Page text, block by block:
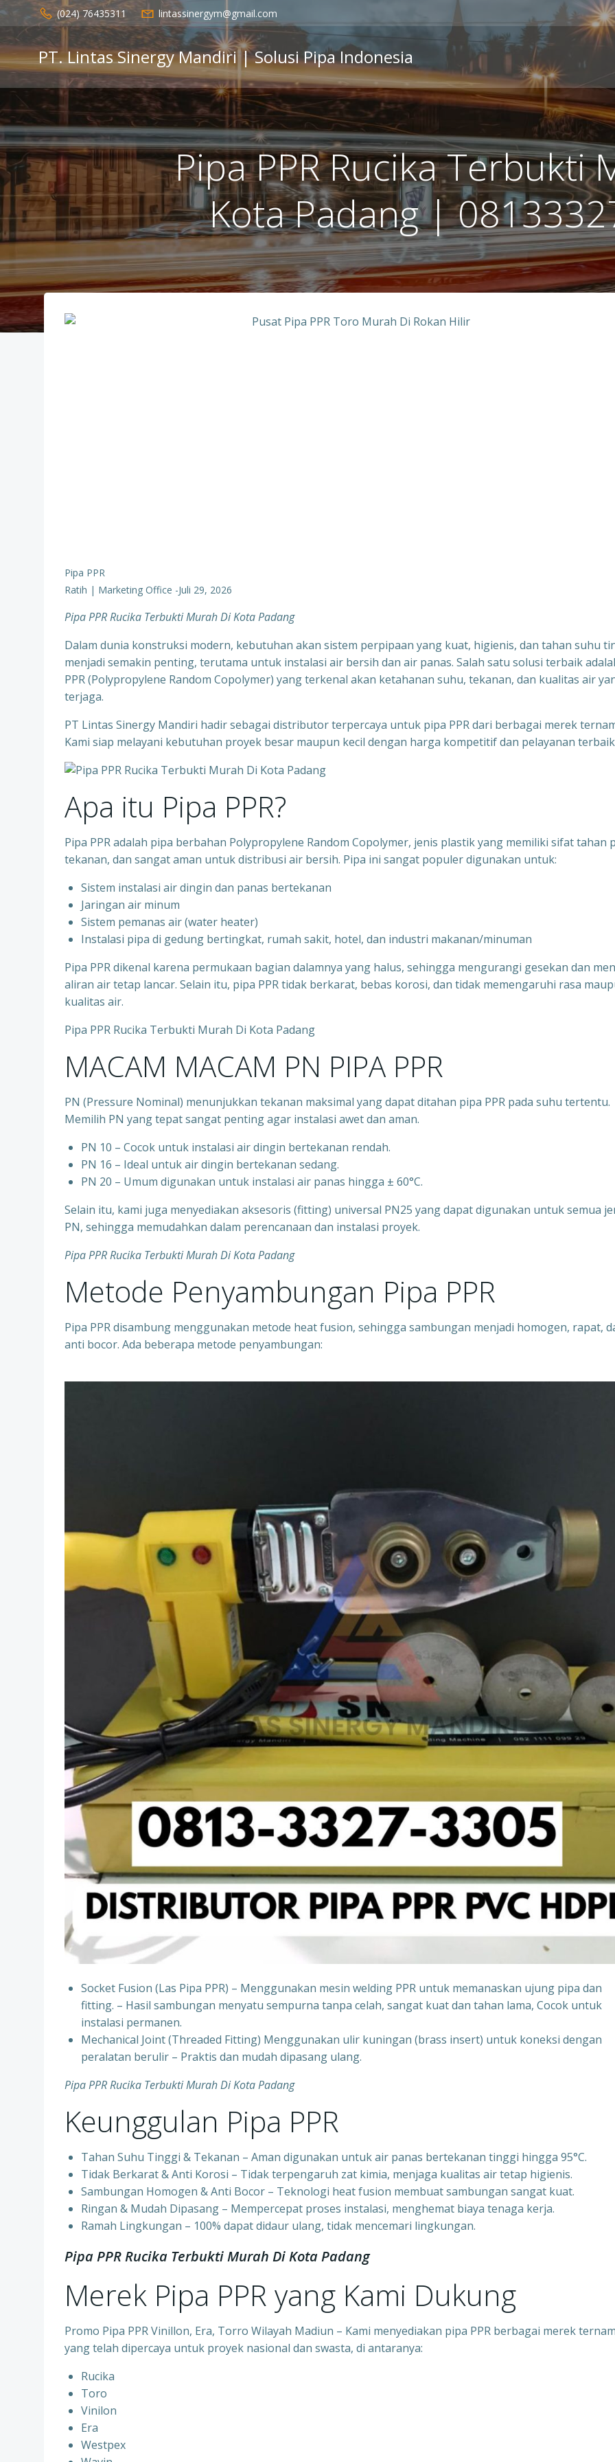
Skip
to
content
(024) 76435311 lintassinergym@gmail.com
PT. Lintas Sinergy Mandiri | Solusi Pipa Indonesia
Pipa PPR Rucika Terbukti
Kota Padang |
Pipa PPR
Ratih | Marketing Office -Juli 29, 2026
Pipa PPR Rucika Terbukti Murah Di Kota Padang
Dalam dunia konstruksi modern, kebutuhan akan sistem perpipaan yang kuat, higienis, dan tahan suhu
menjadi semakin penting, terutama untuk instalasi air bersih dan air panas. Salah satu solusi terbaik
PPR (Polypropylene Random Copolymer) yang terkenal akan ketahanan suhu, tekanan, dan kualitas air
terjaga.
PT Lintas Sinergy Mandiri hadir sebagai distributor terpercaya untuk pipa PPR dari berbagai merek
Kami siap melayani kebutuhan proyek besar maupun kecil dengan harga kompetitif dan pelayanan
Apa itu Pipa PPR?
Pipa PPR adalah pipa berbahan Polypropylene Random Copolymer, jenis plastik yang memiliki sifat tahan
tekanan, dan sangat aman untuk distribusi air bersih. Pipa ini sangat populer digunakan untuk:
Sistem instalasi air dingin dan panas bertekanan
⁠Jaringan air minum
⁠Sistem pemanas air (water heater)
⁠Instalasi pipa di gedung bertingkat, rumah sakit, hotel, dan industri makanan/minuman
Pipa PPR dikenal karena permukaan bagian dalamnya yang halus, sehingga mengurangi gesekan dan
aliran air tetap lancar. Selain itu, pipa PPR tidak berkarat, bebas korosi, dan tidak memengaruhi rasa
kualitas air.
Pipa PPR Rucika Terbukti Murah Di Kota Padang
MACAM MACAM PN PIPA PPR
PN (Pressure Nominal) menunjukkan tekanan maksimal yang dapat ditahan pipa PPR pada suhu tertentu.
Memilih PN yang tepat sangat penting agar instalasi awet dan aman.
PN 10 – Cocok untuk instalasi air dingin bertekanan rendah.
⁠PN 16 – Ideal untuk air dingin bertekanan sedang.
⁠PN 20 – Umum digunakan untuk instalasi air panas hingga ± 60°C.
Selain itu, kami juga menyediakan aksesoris (fitting) universal PN25 yang dapat digunakan untuk semua
PN, sehingga memudahkan dalam perencanaan dan instalasi proyek.
Pipa PPR Rucika Terbukti Murah Di Kota Padang
Metode Penyambungan Pipa PPR
Pipa PPR disambung menggunakan metode heat fusion, sehingga sambungan menjadi homogen, rapat,
anti bocor. Ada beberapa metode penyambungan:
Socket Fusion (Las Pipa PPR) – Menggunakan mesin welding PPR untuk memanaskan ujung pipa dan
fitting. – Hasil sambungan menyatu sempurna tanpa celah, sangat kuat dan tahan lama, Cocok untuk
instalasi permanen.
⁠Mechanical Joint (Threaded Fitting) Menggunakan ulir kuningan (brass insert) untuk koneksi dengan
peralatan berulir – Praktis dan mudah dipasang ulang.
Pipa PPR Rucika Terbukti Murah Di Kota Padang
Keunggulan Pipa PPR
Tahan Suhu Tinggi & Tekanan – Aman digunakan untuk air panas bertekanan tinggi hingga 95°C.
⁠Tidak Berkarat & Anti Korosi – Tidak terpengaruh zat kimia, menjaga kualitas air tetap higienis.
⁠Sambungan Homogen & Anti Bocor – Teknologi heat fusion membuat sambungan sangat kuat.
⁠Ringan & Mudah Dipasang – Mempercepat proses instalasi, menghemat biaya tenaga kerja.
⁠Ramah Lingkungan – 100% dapat didaur ulang, tidak mencemari lingkungan.
Pipa PPR Rucika Terbukti Murah Di Kota Padang
Merek Pipa PPR yang Kami Dukung
Promo Pipa PPR Vinillon, Era, Torro Wilayah Madiun – Kami menyediakan pipa PPR berbagai merek
yang telah dipercaya untuk proyek nasional dan swasta, di antaranya:
Rucika
⁠Toro
⁠Vinilon
⁠Era
⁠Westpex